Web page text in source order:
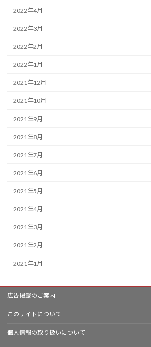
2022年4月
2022年3月
2022年2月
2022年1月
2021年12月
2021年10月
2021年9月
2021年8月
2021年7月
2021年6月
2021年5月
2021年4月
2021年3月
2021年2月
2021年1月
広告掲載のご案内
このサイトについて
個人情報の取り扱いについて